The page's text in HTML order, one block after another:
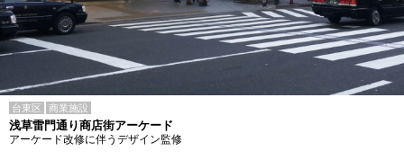
台東区 商業施設
浅草雷門通り商店街アーケード
アーケード改修に伴うデザイン監修